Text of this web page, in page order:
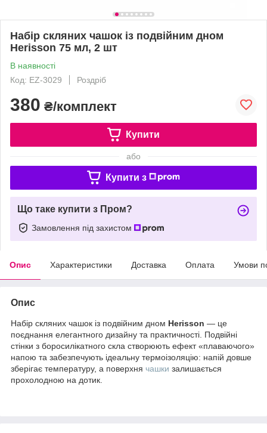
Набір скляних чашок із подвійним дном
Herisson 75 мл, 2 шт
В наявності
Код: EZ-3029
Роздріб
380 ₴/комплект
Купити
або
Купити з
Що таке купити з Пром?
Замовлення під захистом
Опис Характеристики Доставка Оплата Умови
Опис
Набір скляних чашок із подвійним дном Herisson — це
поєднання елегантного дизайну та практичності. Подвійні
стінки з боросилікатного скла створюють ефект «плаваючого»
напою та забезпечують ідеальну термоізоляцію: напій довше
зберігає температуру, а поверхня чашки залишається
прохолодною на дотик.